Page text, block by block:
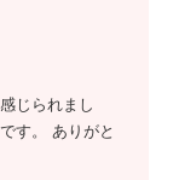
じられまし
す。 ありがと